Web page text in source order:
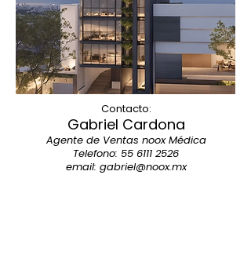
Contacto:
Gabriel Cardona
Agente de Ventas noox Médica
Telefono: 55 6111 2526
email: gabriel@noox.mx